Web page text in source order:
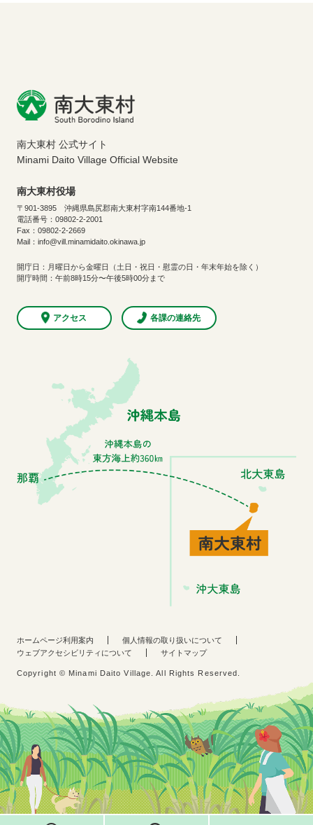
南大東村 公式サイト
Minami Daito Village Official Website
南大東村役場
〒901-3895 沖縄県島尻郡南大東村字南144番地-1
電話番号：09802-2-2001
Fax：09802-2-2669
Mail：info@vill.minamidaito.okinawa.jp
開庁日：月曜日から金曜日（土日・祝日・慰霊の日・年末年始を除く）
開庁時間：午前8時15分〜午後5時00分まで
アクセス 各課の連絡先
ホームページ利用案内
個人情報の取り扱いについて
ウェブアクセシビリティについて
サイトマップ
Copyright © Minami Daito Village. All Rights Reserved.